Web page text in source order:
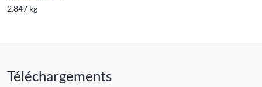
2.847 kg
Téléchargements